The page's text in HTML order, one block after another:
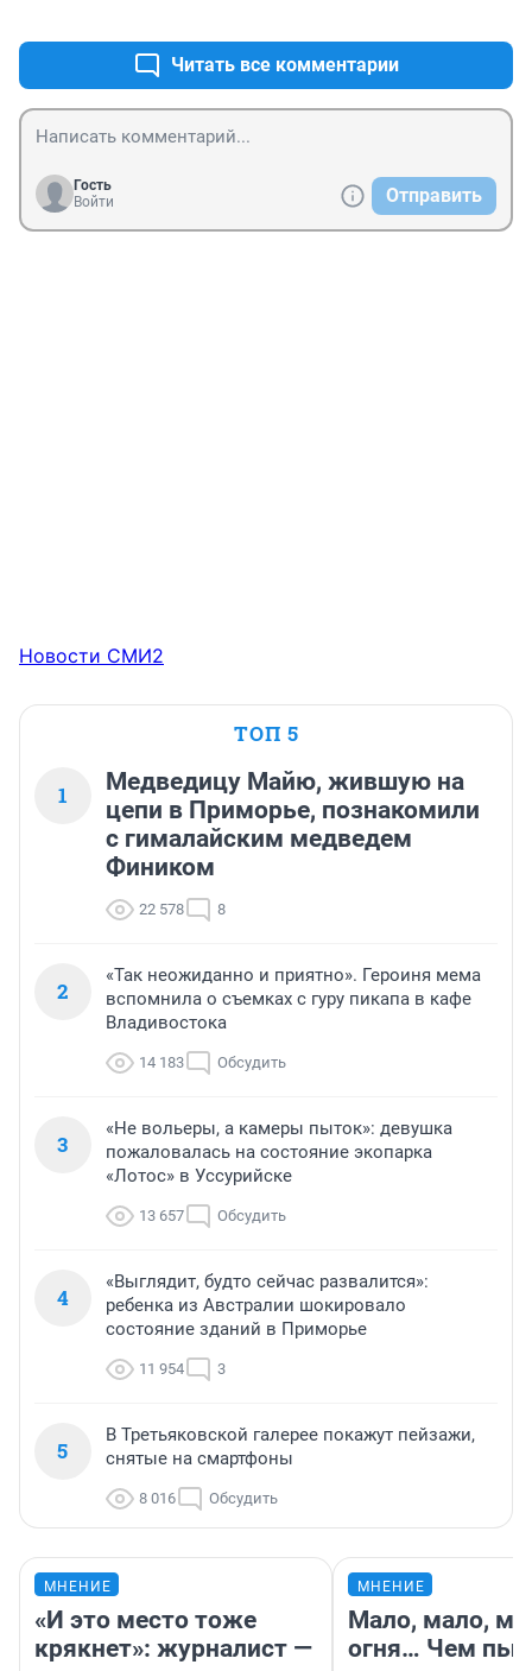
Читать все комментарии
Гость
Войти
Отправить
Новости СМИ2
ТОП 5
1
Медведицу Майю, жившую на
цепи в Приморье, познакомили
с гималайским медведем
Фиником
22 578 8
2
«Так неожиданно и приятно». Героиня мема
вспомнила о съемках с гуру пикапа в кафе
Владивостока
14 183 Обсудить
3
«Не вольеры, а камеры пыток»: девушка
пожаловалась на состояние экопарка
«Лотос» в Уссурийске
13 657 Обсудить
4
«Выглядит, будто сейчас развалится»:
ребенка из Австралии шокировало
состояние зданий в Приморье
11 954 3
5
В Третьяковской галерее покажут пейзажи,
снятые на смартфоны
8 016 Обсудить
МНЕНИЕ
«И это место тоже
крякнет»: журналист —
МНЕНИЕ
Мало, мало,
огня… Чем